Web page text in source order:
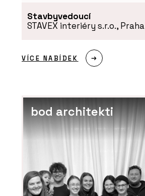
Stavbyvedoucí
STAVEX interiéry s.r.o., Praha
VÍCE NABÍDEK
bod architekti